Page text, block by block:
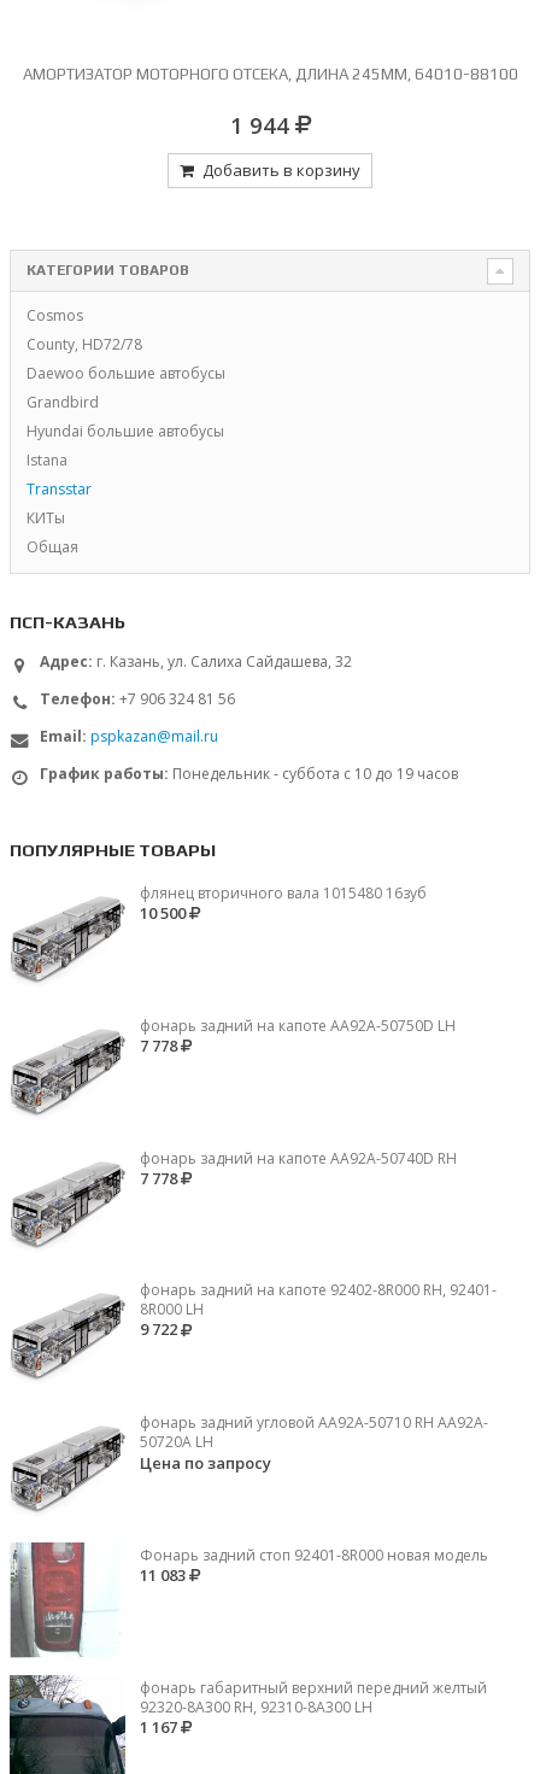
АМОРТИЗАТОР МОТОРНОГО ОТСЕКА, ДЛИНА 245ММ, 64010-88100
1 944
Добавить в корзину
КАТЕГОРИИ ТОВАРОВ
Cosmos
County, HD72/78
Daewoo большие автобусы
Grandbird
Hyundai большие автобусы
Istana
Transstar
КИТы
Общая
ПСП-КАЗАНЬ
Адрес: г. Казань, ул. Салиха Сайдашева, 32
Телефон: +7 906 324 81 56
Email: pspkazan@mail.ru
График работы: Понедельник - суббота с 10 до 19 часов
ПОПУЛЯРНЫЕ ТОВАРЫ
флянец вторичного вала 1015480 16зуб
10 500
фонарь задний на капоте AA92A-50750D LH
7 778
фонарь задний на капоте AA92A-50740D RH
7 778
фонарь задний на капоте 92402-8R000 RH, 92401-
8R000 LH
9 722
фонарь задний угловой AA92A-50710 RH AA92A-
50720A LH
Цена по запросу
Фонарь задний стоп 92401-8R000 новая модель
11 083
фонарь габаритный верхний передний желтый
92320-8A300 RH, 92310-8А300 LH
1 167